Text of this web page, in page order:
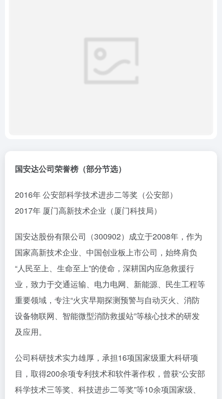
国安达公司荣誉榜（部分节选）
2016年 公安部科学技术进步二等奖（公安部）
2017年 厦门高新技术企业（厦门科技局）
国安达股份有限公司（300902）成立于2008年，作为
国家高新技术企业、中国创业板上市公司，始终肩负
“人民至上、生命至上”的使命，深耕国内应急救援行
业，致力于交通运输、电力电网、新能源、民生工程等
重要领域，专注“火灾早期探测预警与自动灭火、消防
设备物联网、智能微型消防救援站”等核心技术的研发
及应用。
公司科研技术实力雄厚，承担16项国家级重大科研项
目，取得200余项专利技术和软件著作权，曾获“公安部
科学技术三等奖、科技进步二等奖”等10余项国家级、